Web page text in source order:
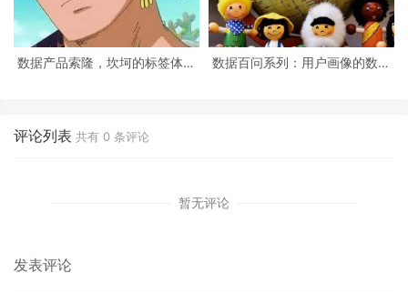
数据产品索隆，坎坷的标签体系
数据百问系列：用户画像的数据
评论列表 共有 0 条评论
暂无评论
发表评论